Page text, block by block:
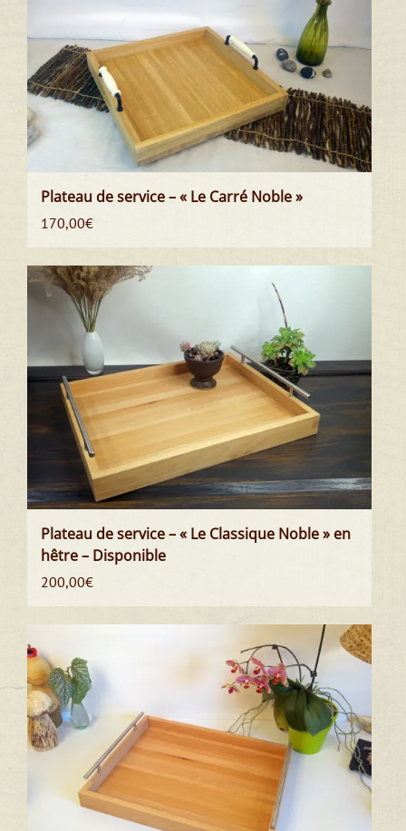
Plateau de service – « Le Carré Noble »
170,00€
Plateau de service – « Le Classique Noble » en
hêtre – Disponible
200,00€